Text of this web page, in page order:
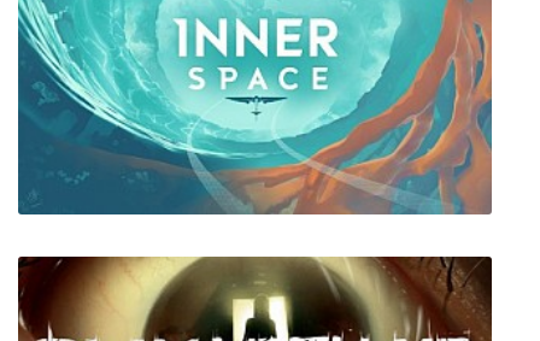
Moonsouls 2 The Lost Sanctum